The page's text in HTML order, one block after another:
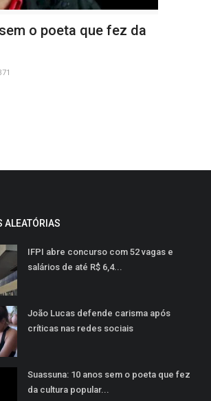
o poeta que fez da
ALEATÓRIAS
IFPI abre concurso com 52 vagas e
salários de até R$ 6,4...
João Lucas defende carisma após
críticas nas redes sociais​‌​
Suassuna: 10 anos sem o poeta que fez
da cultura popular...